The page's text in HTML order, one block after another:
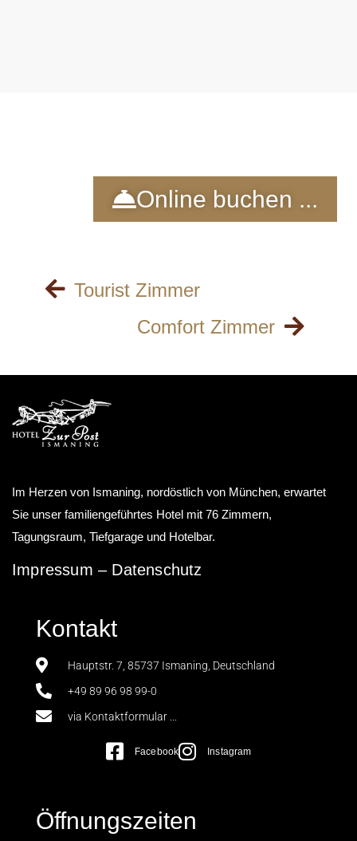
Online buchen ...
Tourist Zimmer
Comfort Zimmer
Im Herzen von Ismaning, nordöstlich von München, erwartet
Sie unser familiengeführtes Hotel mit 76 Zimmern,
Tagungsraum, Tiefgarage und Hotelbar.
Impressum – Datenschutz
Kontakt
Hauptstr. 7, 85737 Ismaning, Deutschland
+49 89 96 98 99-0
via Kontaktformular ...
Facebook Instagram
Öffnungszeiten